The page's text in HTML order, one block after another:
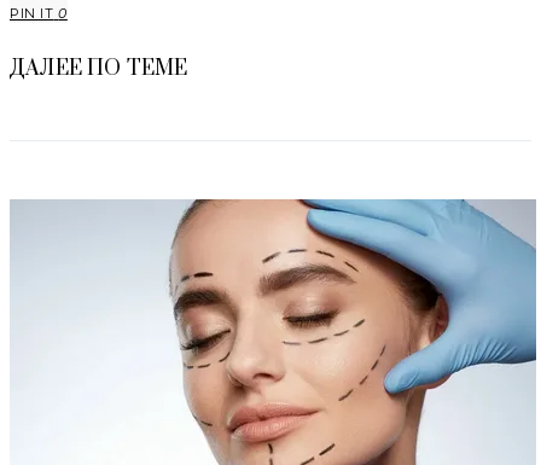
PIN IT 0
ДАЛЕЕ ПО ТЕМЕ